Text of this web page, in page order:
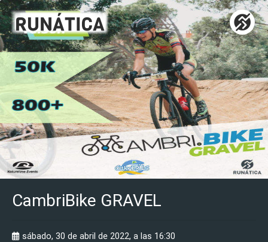
CambriBike GRAVEL
sábado, 30 de abril de 2022, a las 16:30